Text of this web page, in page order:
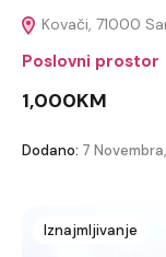
Kovači, 71000
Poslovni prostor
1,000KM
Dodano: 7
Iznajmljivanje